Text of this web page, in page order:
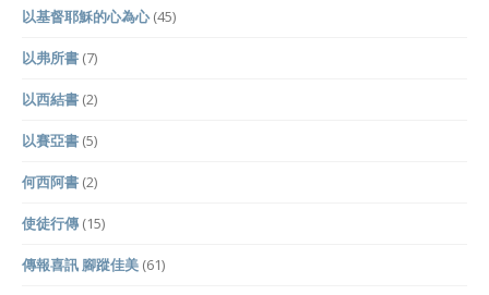
以基督耶穌的心為心(45)
以弗所書 (7)
以西結書 (2)
以賽亞書 (5)
何西阿書 (2)
使徒行傳 (15)
傳報喜訊 腳蹤佳美 (61)